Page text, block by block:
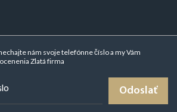
nám svoje telefónne číslo a my Vám
Zlatá firma
Odoslať